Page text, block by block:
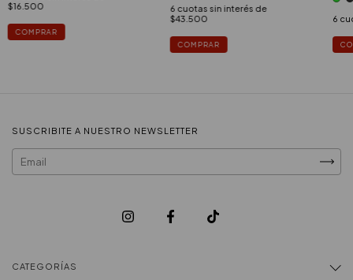
$16.500
COMPRAR
6 cuotas sin interés de
$43.500
COMPRAR
6
SUSCRIBITE A NUESTRO NEWSLETTER
CATEGORÍAS